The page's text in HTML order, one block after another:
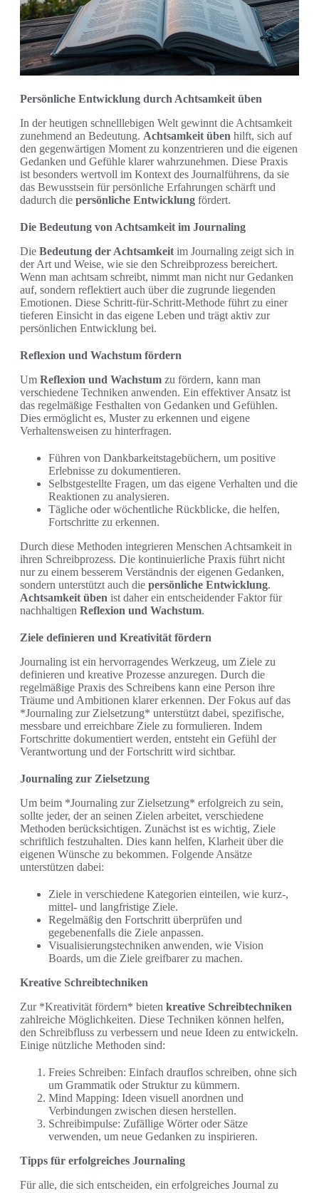
Persönliche Entwicklung durch Achtsamkeit üben
In der heutigen schnelllebigen Welt gewinnt die Achtsamkeit
zunehmend an Bedeutung. Achtsamkeit üben hilft, sich auf
den gegenwärtigen Moment zu konzentrieren und die eigenen
Gedanken und Gefühle klarer wahrzunehmen. Diese Praxis
ist besonders wertvoll im Kontext des Journalführens, da sie
das Bewusstsein für persönliche Erfahrungen schärft und
dadurch die persönliche Entwicklung fördert.
Die Bedeutung von Achtsamkeit im Journaling
Die Bedeutung der Achtsamkeit im Journaling zeigt sich in
der Art und Weise, wie sie den Schreibprozess bereichert.
Wenn man achtsam schreibt, nimmt man nicht nur Gedanken
auf, sondern reflektiert auch über die zugrunde liegenden
Emotionen. Diese Schritt-für-Schritt-Methode führt zu einer
tieferen Einsicht in das eigene Leben und trägt aktiv zur
persönlichen Entwicklung bei.
Reflexion und Wachstum fördern
Um Reflexion und Wachstum zu fördern, kann man
verschiedene Techniken anwenden. Ein effektiver Ansatz ist
das regelmäßige Festhalten von Gedanken und Gefühlen.
Dies ermöglicht es, Muster zu erkennen und eigene
Verhaltensweisen zu hinterfragen.
Führen von Dankbarkeitstagebüchern, um positive
Erlebnisse zu dokumentieren.
Selbstgestellte Fragen, um das eigene Verhalten und die
Reaktionen zu analysieren.
Tägliche oder wöchentliche Rückblicke, die helfen,
Fortschritte zu erkennen.
Durch diese Methoden integrieren Menschen Achtsamkeit in
ihren Schreibprozess. Die kontinuierliche Praxis führt nicht
nur zu einem besserem Verständnis der eigenen Gedanken,
sondern unterstützt auch die persönliche Entwicklung.
Achtsamkeit üben ist daher ein entscheidender Faktor für
nachhaltigen Reflexion und Wachstum.
Ziele definieren und Kreativität fördern
Journaling ist ein hervorragendes Werkzeug, um Ziele zu
definieren und kreative Prozesse anzuregen. Durch die
regelmäßige Praxis des Schreibens kann eine Person ihre
Träume und Ambitionen klarer erkennen. Der Fokus auf das
*Journaling zur Zielsetzung* unterstützt dabei, spezifische,
messbare und erreichbare Ziele zu formulieren. Indem
Fortschritte dokumentiert werden, entsteht ein Gefühl der
Verantwortung und der Fortschritt wird sichtbar.
Journaling zur Zielsetzung
Um beim *Journaling zur Zielsetzung* erfolgreich zu sein,
sollte jeder, der an seinen Zielen arbeitet, verschiedene
Methoden berücksichtigen. Zunächst ist es wichtig, Ziele
schriftlich festzuhalten. Dies kann helfen, Klarheit über die
eigenen Wünsche zu bekommen. Folgende Ansätze
unterstützen dabei:
Ziele in verschiedene Kategorien einteilen, wie kurz-,
mittel- und langfristige Ziele.
Regelmäßig den Fortschritt überprüfen und
gegebenenfalls die Ziele anpassen.
Visualisierungstechniken anwenden, wie Vision
Boards, um die Ziele greifbarer zu machen.
Kreative Schreibtechniken
Zur *Kreativität fördern* bieten kreative Schreibtechniken
zahlreiche Möglichkeiten. Diese Techniken können helfen,
den Schreibfluss zu verbessern und neue Ideen zu entwickeln.
Einige nützliche Methoden sind:
Freies Schreiben: Einfach drauflos schreiben, ohne sich
um Grammatik oder Struktur zu kümmern.
Mind Mapping: Ideen visuell anordnen und
Verbindungen zwischen diesen herstellen.
Schreibimpulse: Zufällige Wörter oder Sätze
verwenden, um neue Gedanken zu inspirieren.
Tipps für erfolgreiches Journaling
Für alle, die sich entscheiden, ein erfolgreiches Journal zu